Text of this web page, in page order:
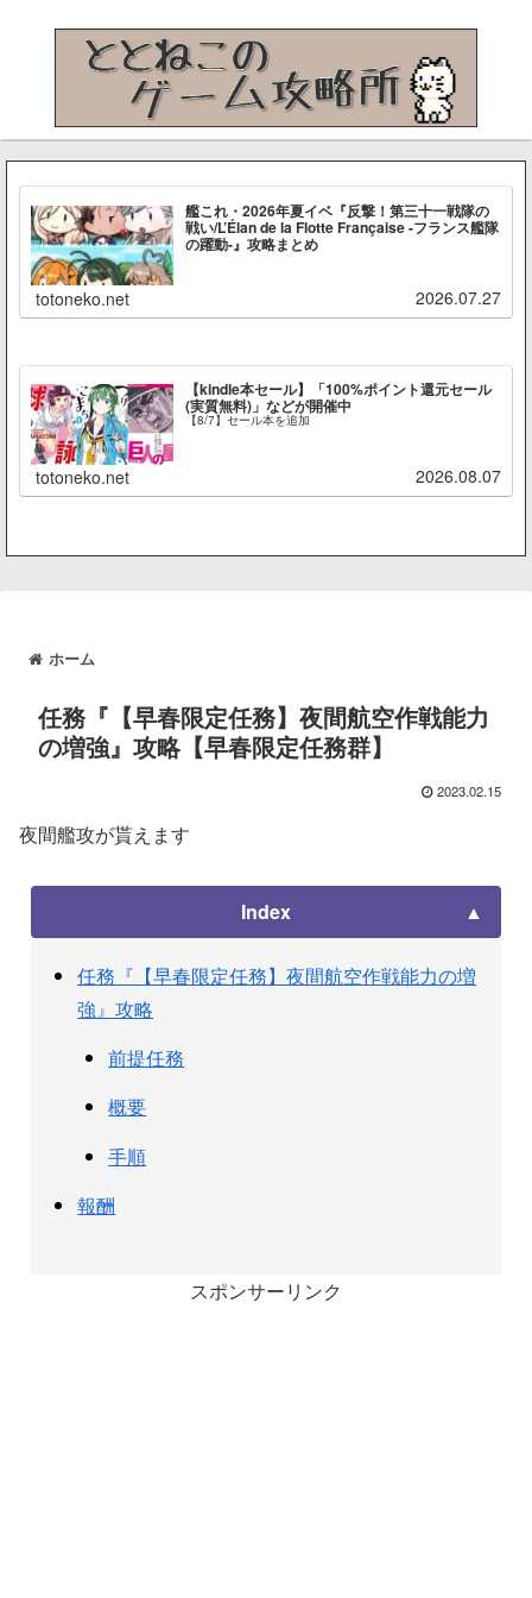
艦これ・2026年夏イベ『反撃！第三十一戦隊の
戦い/L’Élan de la Flotte Française -フランス艦隊
の躍動-』攻略まとめ
totoneko.net 2026.07.27
【kindle本セール】「100%ポイント還元セール
(実質無料)」などが開催中
【8/7】セール本を追加
totoneko.net 2026.08.07
ホーム
任務『【早春限定任務】夜間航空作戦能力
の増強』攻略【早春限定任務群】
2023.02.15
夜間艦攻が貰えます
Index
任務『【早春限定任務】夜間航空作戦能力の増
強』攻略
前提任務
概要
手順
報酬
スポンサーリンク